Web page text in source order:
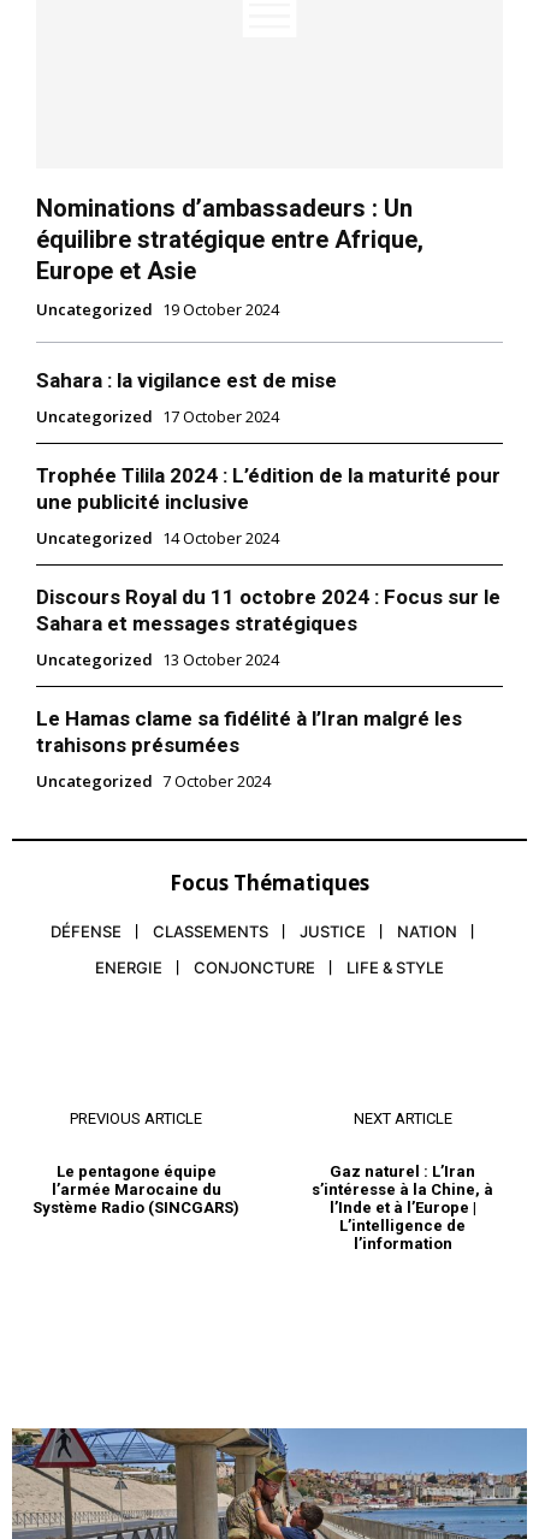
Nominations d’ambassadeurs : Un
équilibre stratégique entre Afrique,
Europe et Asie
Uncategorized 19 October 2024
Sahara : la vigilance est de mise
Uncategorized 17 October 2024
Trophée Tilila 2024 : L’édition de la maturité pour
une publicité inclusive
Uncategorized 14 October 2024
Discours Royal du 11 octobre 2024 : Focus sur le
Sahara et messages stratégiques
Uncategorized 13 October 2024
Le Hamas clame sa fidélité à l’Iran malgré les
trahisons présumées
Uncategorized 7 October 2024
Focus Thématiques
DÉFENSE CLASSEMENTS JUSTICE
NATION
ENERGIE
CONJONCTURE LIFE & STYLE
PREVIOUS ARTICLE
Le pentagone équipe
l’armée Marocaine du
Système Radio (SINCGARS)
NEXT ARTICLE
Gaz naturel : L’Iran
s’intéresse à la Chine, à
l’Inde et à l’Europe |
L’intelligence de
l’information